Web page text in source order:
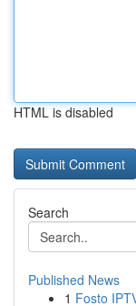
HTML is disabled
Search
Published News
1 Fosto